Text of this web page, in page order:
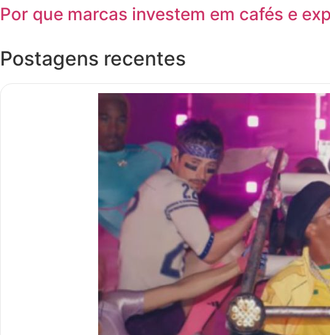
Por que marcas investem em cafés e
Postagens recentes